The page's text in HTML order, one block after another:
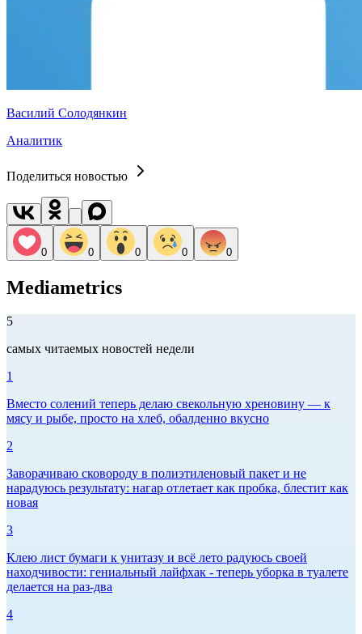
Василий Солодянкин
Аналитик
Поделиться новостью
0 0 0 0 0
Mediametrics
5
самых читаемых новостей недели
1
Вместо солений теперь делаю свекольную хреновину — к
мясу и рыбе, просто на хлеб, обалденно вкусно
2
Заворачиваю сковороду в полиэтиленовый пакет и не
нарадуюсь результату: нагар отлетает как пробка, блестит как
новая
3
Клею лист бумаги к унитазу и всё лето радуюсь своей
находчивости: гениальный лайфхак - теперь уборка в туалете
делается на раз-два
4